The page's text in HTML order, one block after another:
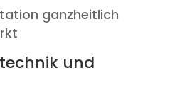
ganzheitlich
und